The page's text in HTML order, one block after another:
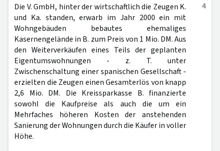
4
Die V. GmbH, hinter der wirtschaftlich die Zeugen K.
und Ka. standen, erwarb im Jahr 2000 ein mit
Wohngebäuden bebautes ehemaliges
Kasernengelände in B. zum Preis von 1 Mio. DM. Aus
den Weiterverkäufen eines Teils der geplanten
Eigentumswohnungen - z. T. unter
Zwischenschaltung einer spanischen Gesellschaft -
erzielten die Zeugen einen Gesamterlös von knapp
2,6 Mio. DM. Die Kreissparkasse B. finanzierte
sowohl die Kaufpreise als auch die um ein
Mehrfaches höheren Kosten der anstehenden
Sanierung der Wohnungen durch die Käufer in voller
Höhe.